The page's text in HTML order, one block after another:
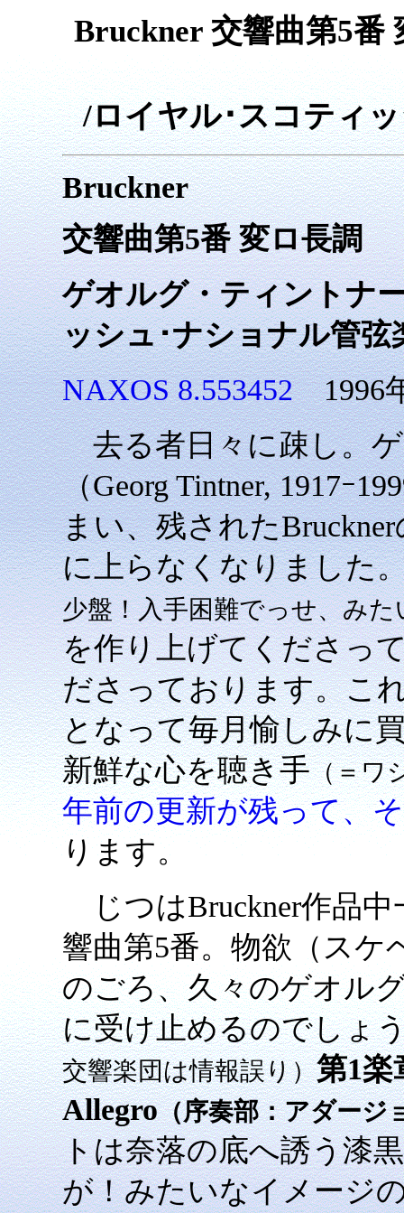
Bruckner 交響曲第5番
/ロイヤル･スコティ
Bruckner
交響曲第5番 変ロ長調
ゲオルグ・ティントナ
ッシュ･ナショナル管弦
NAXOS 8.5534521996
去る者日々に疎し。ゲ
（Georg Tintner, 1917ｰ
まい、残された
に上らなくなりました
少盤！入手困難でっせ、み
を作り上げてくださっ
ださっております。こ
となって毎月愉しみに
新鮮な心を聴き手（＝ワ
年前の更新が残って、
ります。
じつはBruckner作品
響曲第5番。物欲（スケ
のごろ、久々のゲオル
に受け止めるのでしょ
交響楽団は情報誤り）第1楽
Allegro（序奏部：アダージ
トは奈落の底へ誘う漆
が！みたいなイメージ